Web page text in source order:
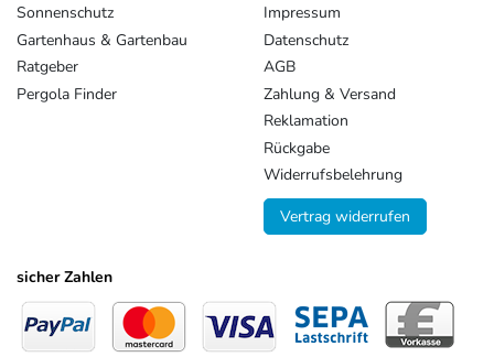
Sonnenschutz
Gartenhaus & Gartenbau
Ratgeber
Pergola Finder
Impressum
Datenschutz
AGB
Zahlung & Versand
Reklamation
Rückgabe
Widerrufsbelehrung
Vertrag widerrufen
sicher Zahlen